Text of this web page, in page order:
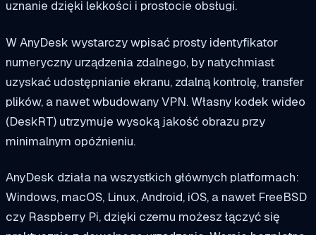
uznanie dzięki lekkości i prostocie obsługi.
W AnyDesk wystarczy wpisać prosty identyfikator
numeryczny urządzenia zdalnego, by natychmiast
uzyskać udostępnianie ekranu, zdalną kontrolę, transfer
plików, a nawet wbudowany VPN. Własny kodek wideo
(DeskRT) utrzymuje wysoką jakość obrazu przy
minimalnym opóźnieniu.
AnyDesk działa na wszystkich głównych platformach:
Windows, macOS, Linux, Android, iOS, a nawet FreeBSD
czy Raspberry Pi, dzięki czemu możesz łączyć się